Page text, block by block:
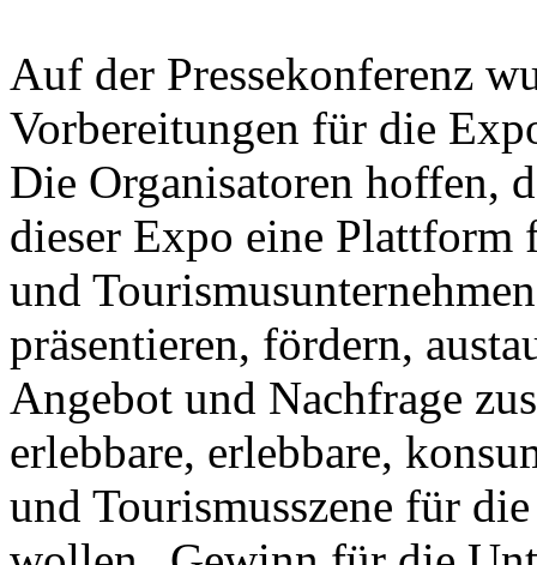
Auf der Pressekonferenz
Vorbereitungen für die
Die Organisatoren hoffen,
dieser Expo eine
und
präsentieren, fördern,
Angebot und Nachfrage
erlebbare, erlebbare,
und Tourismusszene für